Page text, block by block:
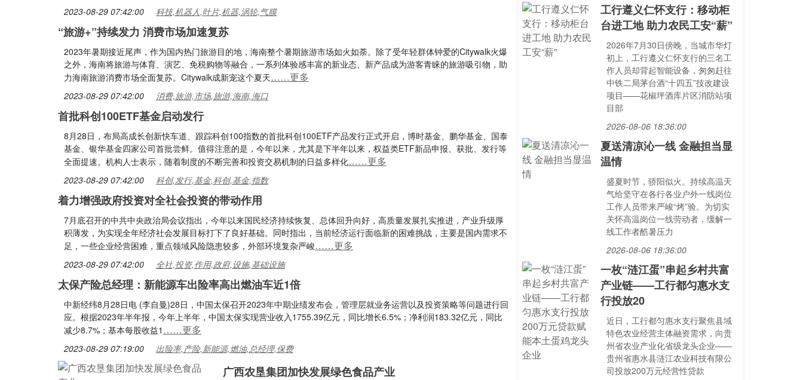
2023-08-29 07:42:00 科技,机器人,叶片,机器,涡轮,气膜
“旅游+”持续发力 消费市场加速复苏
2023年暑期接近尾声，作为国内热门旅游目的地，海南整个暑期旅游市场如火如荼。除了受年轻群体钟爱的Citywalk火爆
之外，海南将旅游与体育、演艺、免税购物等融合，一系列体验感丰富的新业态、新产品成为游客青睐的旅游吸引物，助
力海南旅游消费市场全面复苏。Citywalk成新宠这个夏天……更多
2023-08-29 07:42:00 消费,旅游,市场,旅游,海南,海口
首批科创100ETF基金启动发行
8月28日，布局高成长创新快车道、跟踪科创100指数的首批科创100ETF产品发行正式开启，博时基金、鹏华基金、国泰
基金、银华基金四家公司首批尝鲜。值得注意的是，今年以来，尤其是下半年以来，权益类ETF新品申报、获批、发行等
全面提速。机构人士表示，随着制度的不断完善和投资交易机制的日益多样化……更多
2023-08-29 07:42:00 科创,发行,基金,科创,基金,指数
着力增强政府投资对全社会投资的带动作用
7月底召开的中共中央政治局会议指出，今年以来国民经济持续恢复、总体回升向好，高质量发展扎实推进，产业升级厚
积薄发，为实现全年经济社会发展目标打下了良好基础。同时指出，当前经济运行面临新的困难挑战，主要是国内需求不
足，一些企业经营困难，重点领域风险隐患较多，外部环境复杂严峻……更多
2023-08-29 07:42:00 全社,投资,作用,政府,设施,基础设施
太保产险总经理：新能源车出险率高出燃油车近1倍
中新经纬8月28日电 (李自曼)28日，中国太保召开2023年中期业绩发布会，管理层就业务运营以及投资策略等问题进行回
应。根据2023年半年报，今年上半年，中国太保实现营业收入1755.39亿元，同比增长6.5%；净利润183.32亿元，同比
减少8.7%；基本每股收益1 ……更多
2023-08-29 07:19:00 出险率,产险,新能源,燃油,总经理,保费
广西农垦集团加快发展绿色食品产业
工行遵义仁怀支行：移动柜
台进工地 助力农民工安“薪”
2026年7月30日傍晚，当城市华灯
初上，工行遵义仁怀支行的三名工
作人员却背起智能设备，匆匆赶往
中铁二局茅台酒“十四五”技改建设
项目——花椒坪酒库片区消防站项
目部
2026-08-06 18:36:00
夏送清凉沁一线 金融担当显
温情
盛夏时节，骄阳似火。持续高温天
气给坚守在各行各业户外一线岗位
工作人员带来严峻“烤”验。为切实
关怀高温岗位一线劳动者，缓解一
线工作者酷暑压力
2026-08-06 18:36:00
一枚“涟江蛋”串起乡村共富
产业链——工行都匀惠水支
行投放20
近日，工行都匀惠水支行聚焦县域
特色农业经营主体融资需求，向贵
州省农业产业化省级龙头企业——
贵州省惠水县涟江农业科技有限公
司投放200万元经营性贷款